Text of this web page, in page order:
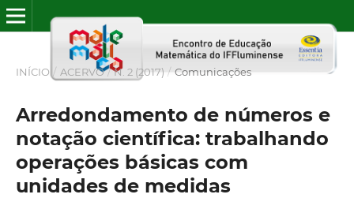
INÍCIO / ACERVO / N. 2 (2017) / Comunicações
Arredondamento de números e
notação científica: trabalhando
operações básicas com
unidades de medidas